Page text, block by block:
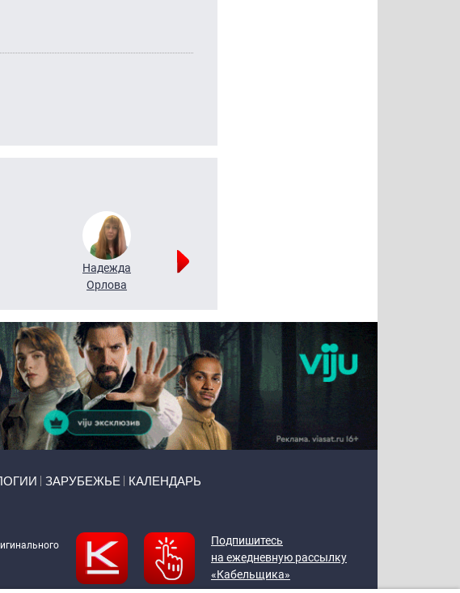
Надежда
Орлова
ЗАРУБЕЖЬЕ КАЛЕНДАРЬ
Подпишитесь
на ежедневную рассылку
«Кабельщика»